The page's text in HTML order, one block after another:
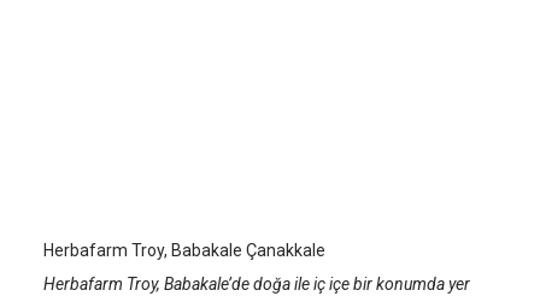
Herbafarm Troy, Babakale Çanakkale
Herbafarm Troy, Babakale’de doğa ile iç içe bir konumda yer